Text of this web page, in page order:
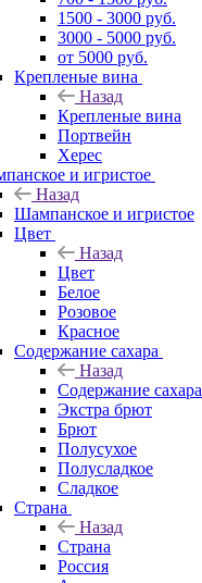
1500 - 3000 руб.
3000 - 5000 руб.
от 5000 руб.
Крепленые вина
Назад
Крепленые вина
Портвейн
Херес
и игристое
Назад
Шампанское и игристое
Цвет
Назад
Цвет
Белое
Розовое
Красное
Содержание сахара
Назад
Содержание сахара
Экстра брют
Брют
Полусухое
Полусладкое
Сладкое
Страна
Назад
Страна
Россия